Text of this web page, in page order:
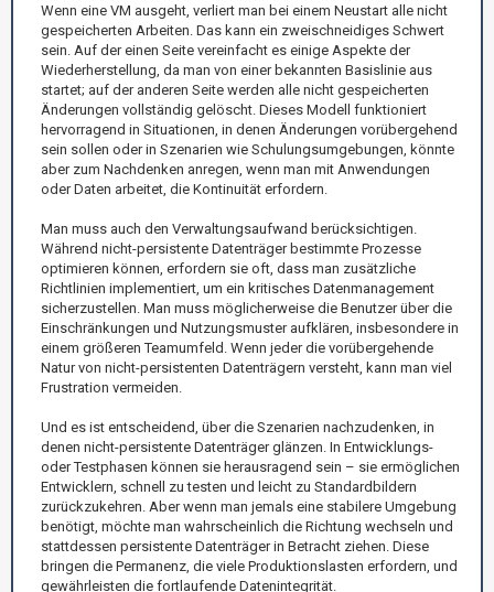
Wenn eine VM ausgeht, verliert man bei einem Neustart alle nicht
gespeicherten Arbeiten. Das kann ein zweischneidiges Schwert
sein. Auf der einen Seite vereinfacht es einige Aspekte der
Wiederherstellung, da man von einer bekannten Basislinie aus
startet; auf der anderen Seite werden alle nicht gespeicherten
Änderungen vollständig gelöscht. Dieses Modell funktioniert
hervorragend in Situationen, in denen Änderungen vorübergehend
sein sollen oder in Szenarien wie Schulungsumgebungen, könnte
aber zum Nachdenken anregen, wenn man mit Anwendungen
oder Daten arbeitet, die Kontinuität erfordern.
Man muss auch den Verwaltungsaufwand berücksichtigen.
Während nicht-persistente Datenträger bestimmte Prozesse
optimieren können, erfordern sie oft, dass man zusätzliche
Richtlinien implementiert, um ein kritisches Datenmanagement
sicherzustellen. Man muss möglicherweise die Benutzer über die
Einschränkungen und Nutzungsmuster aufklären, insbesondere in
einem größeren Teamumfeld. Wenn jeder die vorübergehende
Natur von nicht-persistenten Datenträgern versteht, kann man viel
Frustration vermeiden.
Und es ist entscheidend, über die Szenarien nachzudenken, in
denen nicht-persistente Datenträger glänzen. In Entwicklungs-
oder Testphasen können sie herausragend sein – sie ermöglichen
Entwicklern, schnell zu testen und leicht zu Standardbildern
zurückzukehren. Aber wenn man jemals eine stabilere Umgebung
benötigt, möchte man wahrscheinlich die Richtung wechseln und
stattdessen persistente Datenträger in Betracht ziehen. Diese
bringen die Permanenz, die viele Produktionslasten erfordern, und
gewährleisten die fortlaufende Datenintegrität.